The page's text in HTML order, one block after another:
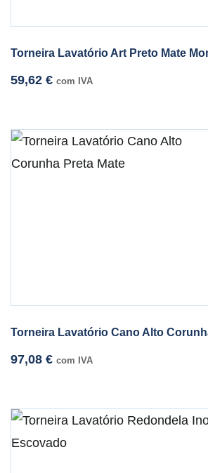
Torneira Lavatório Art Preto Mate
59,62 € com IVA
Torneira Lavatório Cano Alto
97,08 € com IVA